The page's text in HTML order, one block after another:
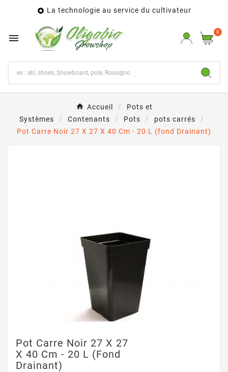
 La technologie au service du cultivateur

0
Accueil
Pots et
Systèmes
Contenants Pots
pots carrés
Pot Carre Noir 27 X 27 X 40 Cm - 20 L (fond Drainant)
Pot Carre Noir 27 X 27
X 40 Cm - 20 L (fond
Drainant)